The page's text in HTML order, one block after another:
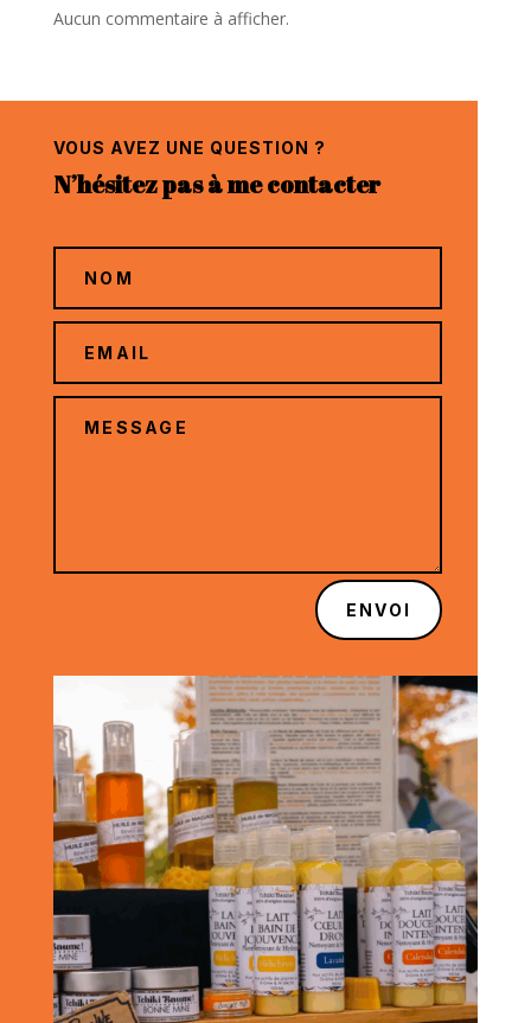
Aucun commentaire à afficher.
VOUS AVEZ UNE QUESTION ?
N’hésitez pas à me contacter
ENVOI